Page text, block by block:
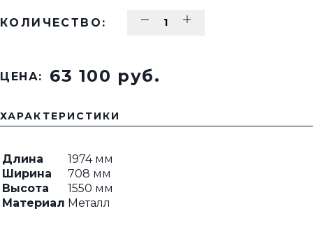
КОЛИЧЕСТВО:
ЦЕНА: 63 100 pуб.
ХАРАКТЕРИСТИКИ
Длина
1974 мм
Ширина
708 мм
Высота
1550 мм
Материал Металл